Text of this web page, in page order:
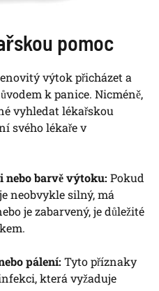
pomoc
výtok přicházet a
k panice. Nicméně,
vyhledat lékařskou
svého lékaře v
nebo barvě výtoku: Pokud
neobvykle silný, má
je zabarvený, je důležité
pálení: Tyto příznaky
která vyžaduje